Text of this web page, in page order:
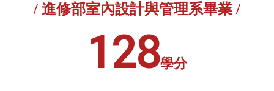
/ 進修部室內設計與管理系畢業 /
128學分